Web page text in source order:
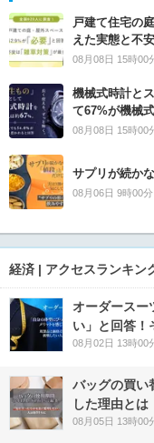
戸建て住宅の
えた実態と不
08月08日 15時00
機械式時計と
て67%が機械
08月08日 15時00
サプリが続か
08月06日 9時00分
経済 | アクセスランキン
オーダースー
い」と回答！
08月02日 13時00
バッグの買い
した理由とは
08月05日 13時00